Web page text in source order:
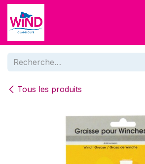
Se rendre au contenu
Tous les produits